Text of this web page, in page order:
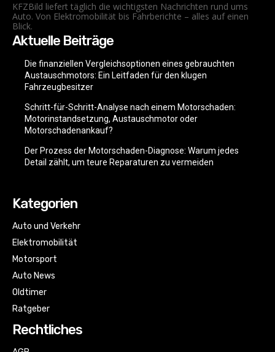
KFZBild liefert täglich die wichtigsten Nachrichten rund ums
Auto. Von Elektromobilität bis Fahrberichte – alles auf einen
Blick.
Aktuelle Beiträge
Die finanziellen Vergleichsoptionen eines gebrauchten
Austauschmotors: Ein Leitfaden für den klugen
Fahrzeugbesitzer
Schritt-für-Schritt-Analyse nach einem Motorschaden:
Motorinstandsetzung, Austauschmotor oder
Motorschadenankauf?
Der Prozess der Motorschaden-Diagnose: Warum jedes
Detail zählt, um teure Reparaturen zu vermeiden
Kategorien
Auto und Verkehr
Elektromobilität
Motorsport
Auto News
Oldtimer
Ratgeber
Rechtliches